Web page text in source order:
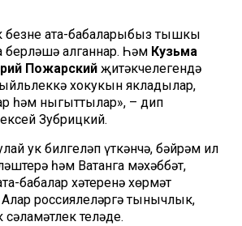
безнең ата-бабаларыбыз тышкы
алганнар. Һәм Кузьма
Пожарский җитәкчелегендә
хокукын якладылар,
һәм ныгыттылар», – дип
Зубрицкий.
ук билгеләп үткәнчә, бәйрәм ил
һәм Ватанга мәхәббәт,
бабалар хәтеренә хөрмәт
Алар россиялеләргә тынычлык,
теләде.